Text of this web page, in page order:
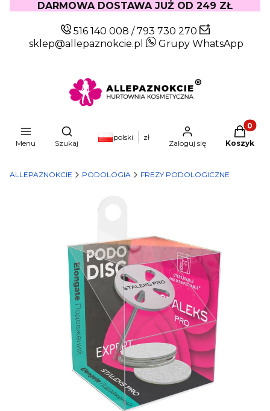
DARMOWA DOSTAWA JUŻ OD 249 ZŁ
516 140 008 /793 730 270
sklep@allepaznokcie.pl
Grupy WhatsApp
Menu
Otwórz wyszukiwarkę
Szukaj
polski zł
Zaloguj się Koszyk
ALLEPAZNOKCIE PODOLOGIA FREZY PODOLOGICZNE